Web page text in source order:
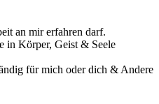
an mir erfahren darf.
in Körper, Geist & Seele
für mich oder dich & Andere